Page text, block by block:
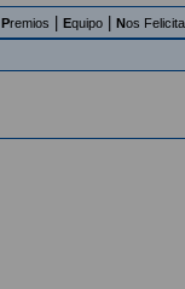
Premios Equipo Nos